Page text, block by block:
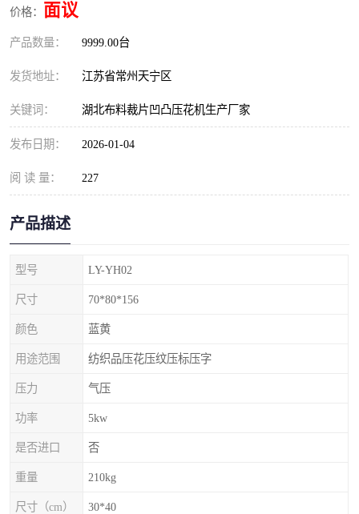
价格： 面议
产品数量： 9999.00台
发货地址： 江苏省常州天宁区
关键词： 湖北布料裁片凹凸压花机生产厂家
发布日期： 2026-01-04
阅 读 量： 227
产品描述
型号 LY-YH02
尺寸 70*80*156
颜色 蓝黄
用途范围 纺织品压花压纹压标压字
压力 气压
功率 5kw
是否进口 否
重量 210kg
尺寸（cm） 30*40